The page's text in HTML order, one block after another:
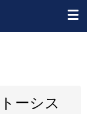
ーシス